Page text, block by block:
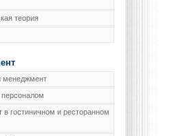
теория
менеджмент
гостиничном и ресторанном